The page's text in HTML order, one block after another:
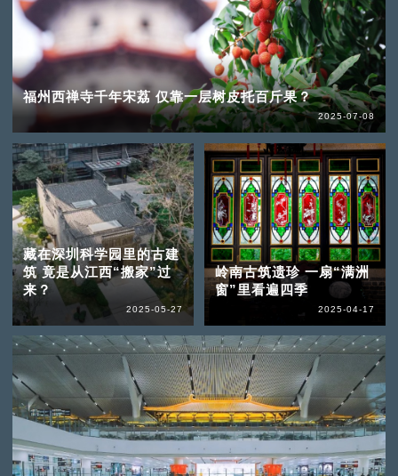
福州西禅寺千年宋荔 仅靠一层树皮托百斤果？
2025-07-08
藏在深圳科学园里的古建
筑 竟是从江西“搬家”过
来？
2025-05-27
岭南古筑遗珍 一扇“满洲
窗”里看遍四季
2025-04-17